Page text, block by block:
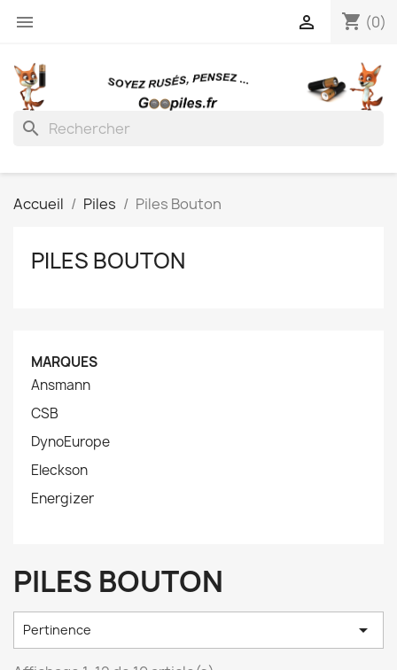
 shopping_cart (0)

search
Accueil Piles Piles Bouton
PILES BOUTON
MARQUES
Ansmann
CSB
DynoEurope
Eleckson
Energizer
PILES BOUTON
Pertinence 